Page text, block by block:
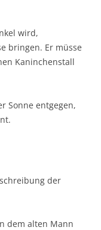
wird,
bringen. Er müsse
Kaninchenstall
Sonne entgegen,
der
dem alten Mann